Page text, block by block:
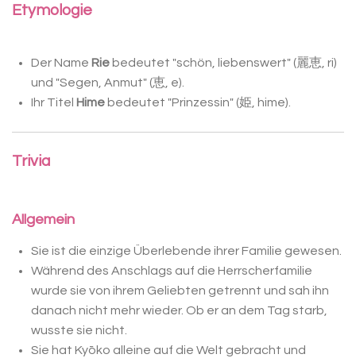
Etymologie
Der Name Riebedeutet "schön, liebenswert" (麗恵 , ri)
und "Segen, Anmut" (恵 , e).
Ihr Titel Himebedeutet "Prinzessin" (姫, hime).
Trivia
Allgemein
Sie ist die einzige Überlebende ihrer Familie gewesen.
Während des Anschlags auf die Herrscherfamilie
wurde sie von ihrem Geliebten getrennt und sah ihn
danach nicht mehr wieder. Ob er an dem Tag starb,
wusste sie nicht.
Sie hat Kyōko alleine auf die Welt gebracht und